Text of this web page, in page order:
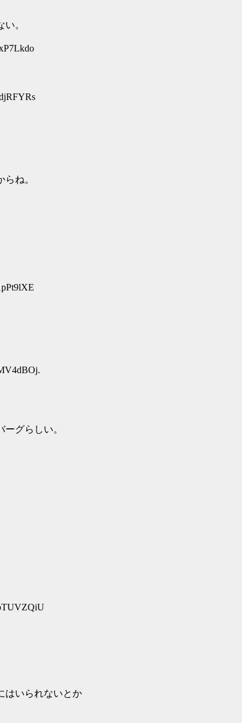
。
ね。
グらしい。
はいられないとか